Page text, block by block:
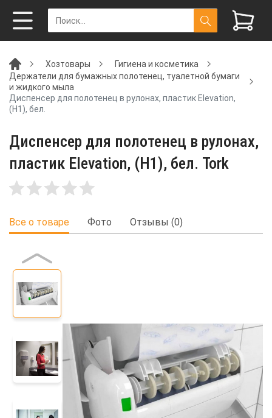
Хозтовары
Гигиена и косметика
Держатели для бумажных полотенец, туалетной бумаги
и жидкого мыла
Диспенсер для полотенец в рулонах, пластик Elevation,
(H1), бел.
Диспенсер для полотенец в рулонах,
пластик Elevation, (H1), бел. Tork
Все о товаре Фото Отзывы (0)